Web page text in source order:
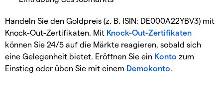
Handeln Sie den Goldpreis (z. B. ISIN: DE000A22YBV3) mit
Knock-Out-Zertifikaten. Mit Knock-Out-Zertifikaten
können Sie 24/5 auf die Märkte reagieren, sobald sich
eine Gelegenheit bietet. Eröffnen Sie ein Konto zum
Einstieg oder üben Sie mit einem Demokonto.